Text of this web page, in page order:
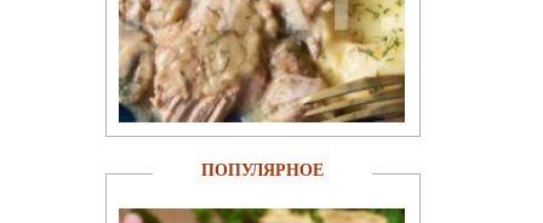
ПОПУЛЯРНОЕ